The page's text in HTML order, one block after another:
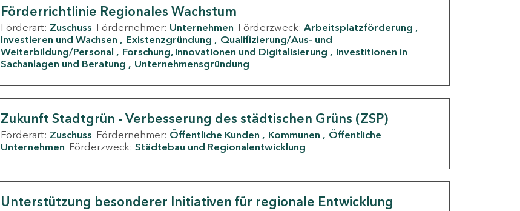
Förderrichtlinie Regionales Wachstum
Förderart: Zuschuss Fördernehmer: Unternehmen Förderzweck: Arbeitsplatzförderung
Investieren und Wachsen
Existenzgründung
Qualifizierung/Aus- und
Weiterbildung/Personal
Forschung, Innovationen und Digitalisierung
Investitionen in
Sachanlagen und Beratung
Unternehmensgründung
Zukunft Stadtgrün - Verbesserung des städtischen Grüns (ZSP)
Förderart: Zuschuss Fördernehmer: Öffentliche Kunden Kommunen
Öffentliche
Unternehmen Förderzweck: Städtebau und Regionalentwicklung
Unterstützung besonderer Initiativen für regionale Entwicklung